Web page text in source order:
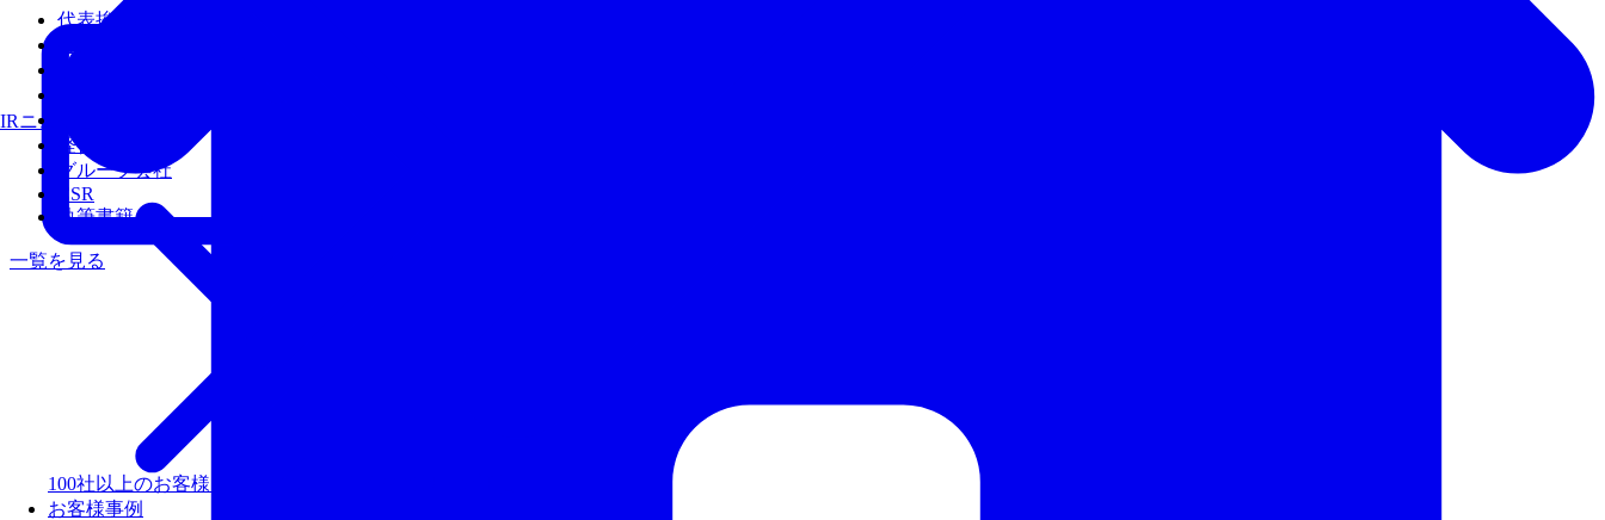
IRニュース
代表挨拶
経営理念
グループ会社
CSR
執筆書籍
一覧を見る
100社以上のお客様を支援しリピート率99％以上の評価
お客様事例